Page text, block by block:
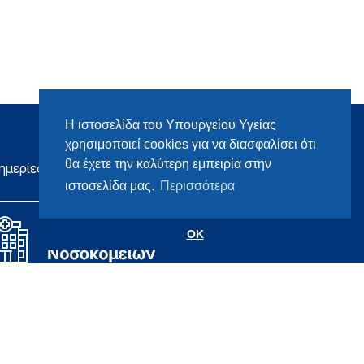
Η ιστοσελίδα του Υπουργείου Υγείας
χρησιμοποιεί cookies για να διασφαλίσει ότι
θα έχετε την καλύτερη εμπειρία στην
ιστοσελίδα μας. Περισσότερα
OK